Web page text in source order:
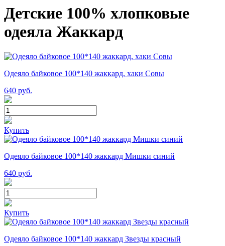
Детские 100% хлопковые
одеяла Жаккард
Одеяло байковое 100*140 жаккард, хаки Совы
640 руб.
Купить
Одеяло байковое 100*140 жаккард Мишки синий
640 руб.
Купить
Одеяло байковое 100*140 жаккард Звезды красный